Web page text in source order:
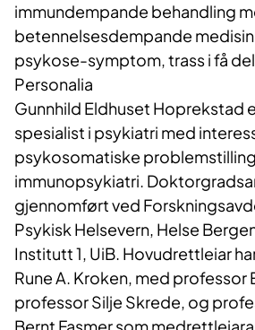
immundempande behandling
betennelsesdempande medisin
psykose-symptom, trass i få
Personalia
Gunnhild Eldhuset Hoprekstad
spesialist i psykiatri med
psykosomatiske
immunopsykiatri.
gjennomført ved
Psykisk Helsevern, Helse
Institutt 1, UiB. Hovudrettleiar
Rune A. Kroken, med professor
professor Silje Skrede, og